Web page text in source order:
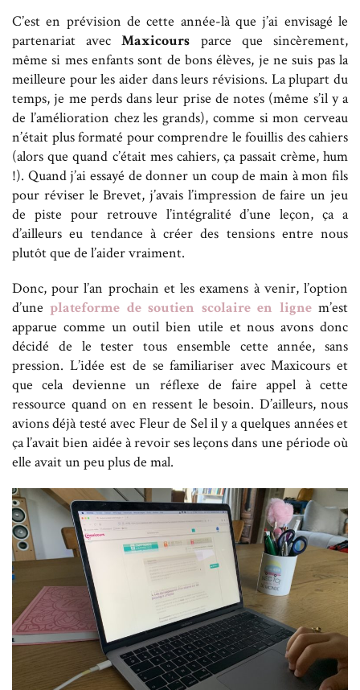
C’est en prévision de cette année-là que j’ai envisagé le
partenariat avecMaxicours parce que sincèrement,
même si mes enfants sont de bons élèves, je ne suis pas la
meilleure pour les aider dans leurs révisions. La plupart du
temps, je me perds dans leur prise de notes (même s’il y a
de l’amélioration chez les grands), comme si mon cerveau
n’était plus formaté pour comprendre le fouillis des cahiers
(alors que quand c’était mes cahiers, ça passait crème, hum
!). Quand j’ai essayé de donner un coup de main à mon fils
pour réviser le Brevet, j’avais l’impression de faire un jeu
de piste pour retrouve l’intégralité d’une leçon, ça a
d’ailleurs eu tendance à créer des tensions entre nous
plutôt que de l’aider vraiment.
Donc, pour l’an prochain et les examens à venir, l’option
d’une plateforme de soutien scolaire en ligne m’est
apparue comme un outil bien utile et nous avons donc
décidé de le tester tous ensemble cette année, sans
pression. L’idée est de se familiariser avec Maxicours et
que cela devienne un réflexe de faire appel à cette
ressource quand on en ressent le besoin. D’ailleurs, nous
avions déjà testé avec Fleur de Sel il y a quelques années et
ça l’avait bien aidée à revoir ses leçons dans une période où
elle avait un peu plus de mal.